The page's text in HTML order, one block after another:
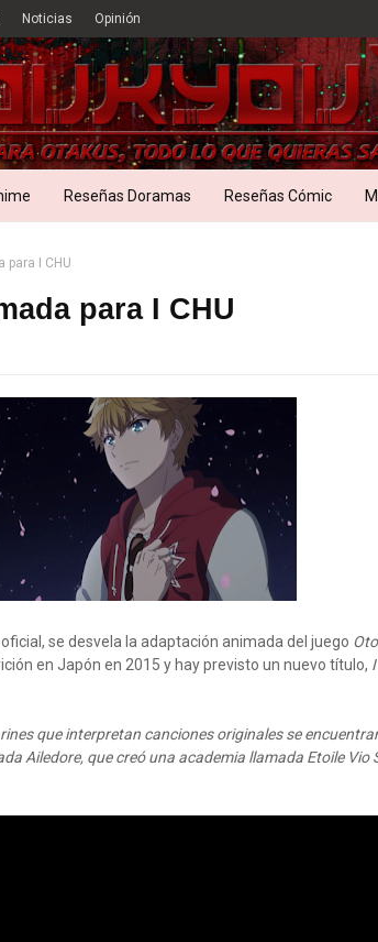
Noticias Opinión
Reseñas Doramas Reseñas Cómic
para I CHU
para I CHU
se desvela la adaptación animada del juego
en Japón en 2015 y hay previsto un nuevo título,
que interpretan canciones originales se
Ailedore, que creó una academia llamada Etoile Vio